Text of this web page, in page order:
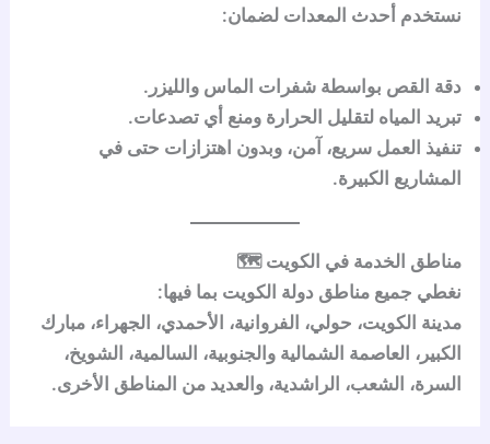
نستخدم أحدث المعدات لضمان:
دقة القص بواسطة شفرات الماس والليزر.
تبريد المياه لتقليل الحرارة ومنع أي تصدعات.
تنفيذ العملسريع، آمن، وبدون اهتزازات حتى في
المشاريع الكبيرة.
مناطق الخدمة في الكويت 🗺️
نغطي جميع مناطق دولة الكويت بما فيها:
مدينة الكويت، حولي، الفروانية، الأحمدي، الجهراء، مبارك
الكبير، العاصمة الشمالية والجنوبية، السالمية، الشويخ،
السرة، الشعب، الراشدية، والعديد من المناطق الأخرى.